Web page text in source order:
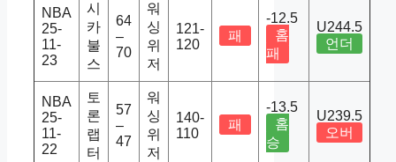
NBA
25-
11-
23
시
카
불
스
64
–
70
워
싱
위
저
121-
120
패
-12.5
홈
패
U244.5
언더
NBA
25-
11-
22
토
론
랩
터
57
–
47
워
싱
위
저
140-
110
패
-13.5
홈
승
U239.5
오버